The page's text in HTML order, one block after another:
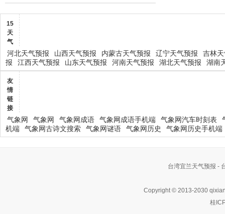
15
天
气
河北天气预报 山西天气预报 内蒙古天气预报 辽宁天气预报
吉林
报
江西天气预报 山东天气预报 河南天气预报 湖北天气预报 湖南
友
情
链
接
气象网 气象网 气象网成语 气象网成语手机端 气象网汽车时刻表
机端
气象网古诗文搜索 气象网谜语 气象网历史 气象网历史手机端
台湾宜兰天气预报 -
Copyright © 2013-2030
桂